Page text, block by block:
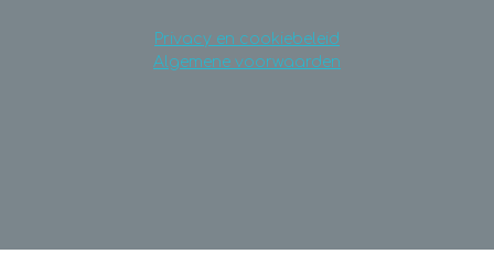
Privacy en cookiebeleid
Algemene voorwaarden